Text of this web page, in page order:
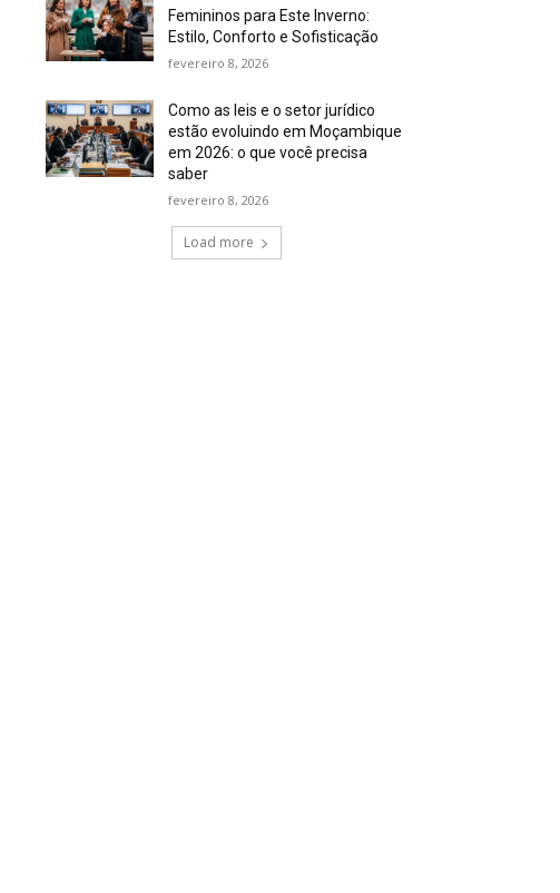
Femininos para Este Inverno:
Estilo, Conforto e Sofisticação
fevereiro 8, 2026
Como as leis e o setor jurídico
estão evoluindo em Moçambique
em 2026: o que você precisa
saber
fevereiro 8, 2026
Load more